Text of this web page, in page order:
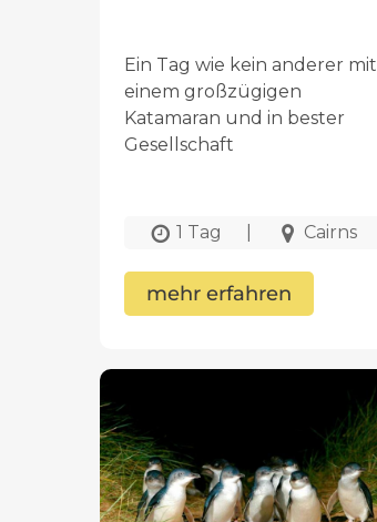
Ein Tag wie kein anderer mit
einem großzügigen
Katamaran und in bester
Gesellschaft
1 Tag Cairns
mehr erfahren